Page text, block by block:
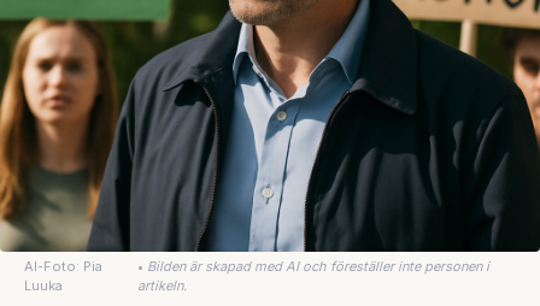
AI-Foto: Pia
Luuka
• Bilden är skapad med AI och föreställer inte personen i
artikeln.